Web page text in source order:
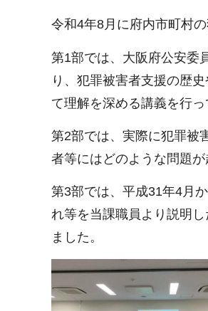
令和4年8月に府内市町村
第1部では、大阪府公安委
り、犯罪被害者支援の歴
て理解を深める講義を行っ
第2部では、実際に犯罪被
者等にはどのような問題
第3部では、平成31年4月
れ等を当課職員より説明
ました。